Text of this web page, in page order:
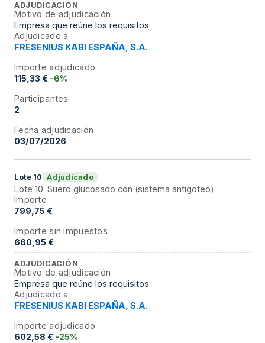
ADJUDICACIÓN
Motivo de adjudicación
Empresa que reúne los requisitos
Adjudicado a
FRESENIUS KABI ESPAÑA, S.A.
Importe adjudicado
115,33 € -6%
Participantes
2
Fecha adjudicación
03/07/2026
Lote 10 Adjudicado
Lote 10: Suero glucosado con (sistema antigoteo)
Importe
799,75 €
Importe sin impuestos
660,95 €
ADJUDICACIÓN
Motivo de adjudicación
Empresa que reúne los requisitos
Adjudicado a
FRESENIUS KABI ESPAÑA, S.A.
Importe adjudicado
602,58 € -25%